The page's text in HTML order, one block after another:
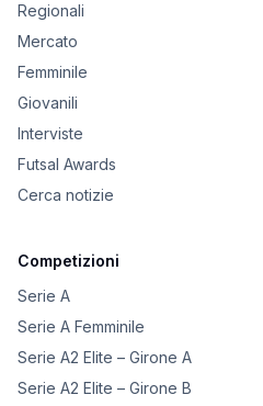
Regionali
Mercato
Femminile
Giovanili
Interviste
Futsal Awards
Cerca notizie
Competizioni
Serie A
Serie A Femminile
Serie A2 Elite – Girone A
Serie A2 Elite – Girone B